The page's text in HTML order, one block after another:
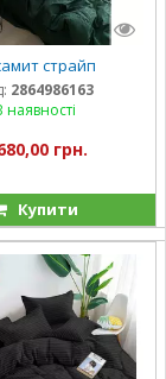
страйп
2864986163
наявності
грн.
Купити